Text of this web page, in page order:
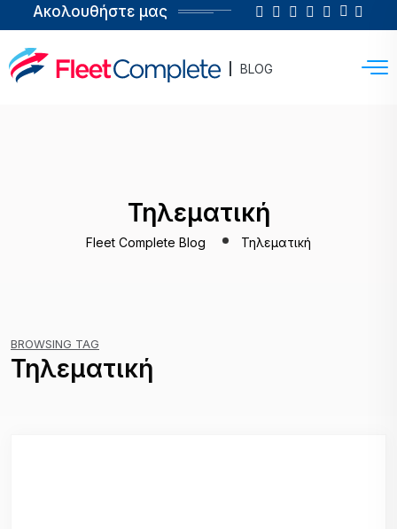
Ακολουθήστε μας
BLOG
Τηλεματική
Fleet Complete Blog Τηλεματική
BROWSING TAG
Τηλεματική